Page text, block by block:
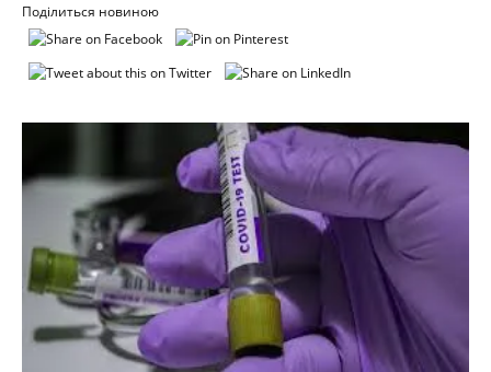
Поділиться новиною